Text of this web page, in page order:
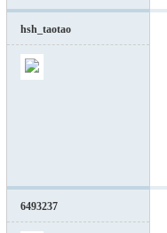
hsh_taotao
6493237